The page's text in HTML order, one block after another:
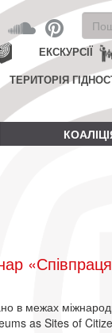
ЕКСКУРСІЇ
ТЕРИТОРІЯ
в межах
as Sites of